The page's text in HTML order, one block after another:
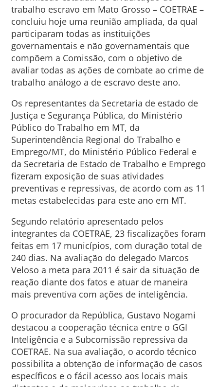
trabalho escravo em Mato Grosso – COETRAE –
concluiu hoje uma reunião ampliada, da qual
participaram todas as instituições
governamentais e não governamentais que
compõem a Comissão, com o objetivo de
avaliar todas as ações de combate ao crime de
trabalho análogo a de escravo deste ano.
Os representantes da Secretaria de estado de
Justiça e Segurança Pública, do Ministério
Público do Trabalho em MT, da
Superintendência Regional do Trabalho e
Emprego/MT, do Ministério Público Federal e
da Secretaria de Estado de Trabalho e Emprego
fizeram exposição de suas atividades
preventivas e repressivas, de acordo com as 11
metas estabelecidas para este ano em MT.
Segundo relatório apresentado pelos
integrantes da COETRAE, 23 fiscalizações foram
feitas em 17 municípios, com duração total de
240 dias. Na avaliação do delegado Marcos
Veloso a meta para 2011 é sair da situação de
reação diante dos fatos e atuar de maneira
mais preventiva com ações de inteligência.
O procurador da República, Gustavo Nogami
destacou a cooperação técnica entre o GGI
Inteligência e a Subcomissão repressiva da
COETRAE. Na sua avaliação, o acordo técnico
possibilita a obtenção de informação de casos
específicos e o fácil acesso aos locais mais